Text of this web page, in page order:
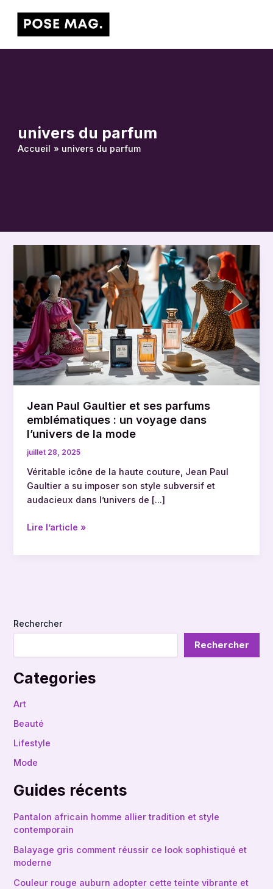
contenu
univers du parfum
Accueil univers du parfum
Jean Paul Gaultier et ses parfums
emblématiques : un voyage dans
l’univers de la mode
juillet 28, 2025
Véritable icône de la haute couture, Jean Paul
Gaultier a su imposer son style subversif et
audacieux dans l’univers de […]
Gaultier
et
ses
parfums
emblématiques
:
un
voyage
l’univers
de
la
mode
Lire l’article »
Rechercher
Rechercher
Categories
Art
Beauté
Lifestyle
Mode
Guides récents
Pantalon africain homme allier tradition et style
contemporain
Balayage gris comment réussir ce look sophistiqué et
moderne
Couleur rouge auburn adopter cette teinte vibrante et